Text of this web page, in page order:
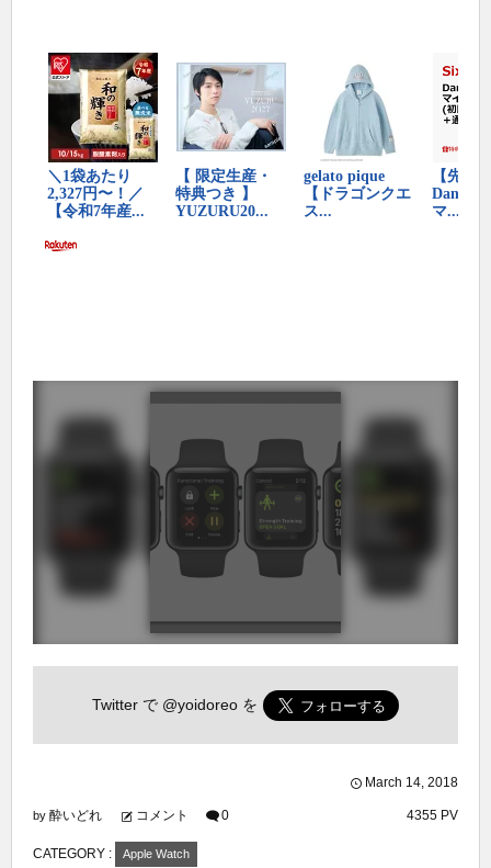
Twitter で @yoidoreo を
March 14, 2018
by 酔いどれ コメント 0 4355 PV
CATEGORY : Apple Watch